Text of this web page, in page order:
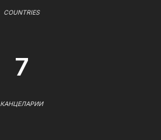
COUNTRIES
7
КАНЦЕЛАРИИ